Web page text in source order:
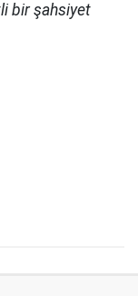
bir şahsiyet